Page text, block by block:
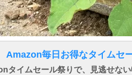
Amazon毎日お得なタイムセ
タイムセール祭りで、見逃せな